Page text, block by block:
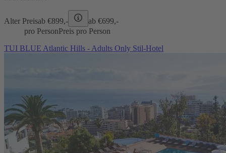
Alter Preisab €899,- ab €699,-
pro PersonPreis pro Person
TUI BLUE Atlantic Hills - Adults Only Stil-Hotel